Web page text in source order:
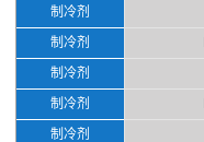
制冷剂
制冷剂
制冷剂
制冷剂
制冷剂